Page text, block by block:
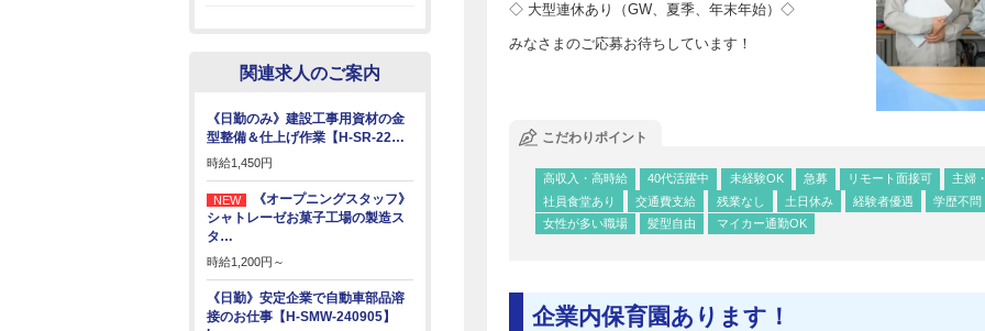
◇ 大型連休あり（GW、夏季、年末年始）◇
みなさまのご応募お待ちしています！
こだわりポイント
高収入・高時給 40代活躍中 未経験OK 急募 リモート面接可
主婦
社員食堂あり
交通費支給 残業なし 土日休み 経験者優遇
学歴不問
女性が多い職場
髪型自由 マイカー通勤OK
企業内保育園あります！
関連求人のご案内
《日勤のみ》建設工事用資材の金
型整備＆仕上げ作業【H-SR-22…
時給1,450円
《オープニングスタッフ》
シャトレーゼお菓子工場の製造ス
タ…
時給1,200円～
《日勤》安定企業で自動車部品溶
接のお仕事【H-SMW-240905】